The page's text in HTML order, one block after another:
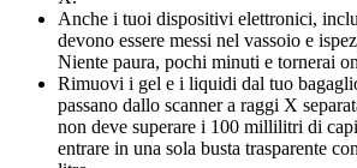
Anche i tuoi dispositivi elettronici,
devono essere messi nel vassoio e
Niente paura, pochi minuti e tornerai
Rimuovi i gel e i liquidi dal tuo
passano dallo scanner a raggi X
non deve superare i 100 millilitri di
entrare in una sola busta trasparente